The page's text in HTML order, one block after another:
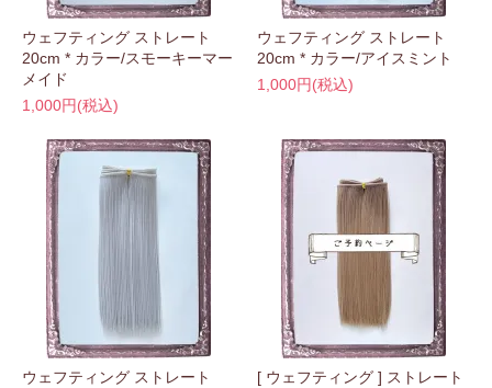
ウェフティング ストレート
20cm * カラー/スモーキーマー
メイド
1,000円(税込)
ウェフティング ストレート
20cm * カラー/アイスミント
1,000円(税込)
ウェフティング ストレート
[ ウェフティング ] ストレート